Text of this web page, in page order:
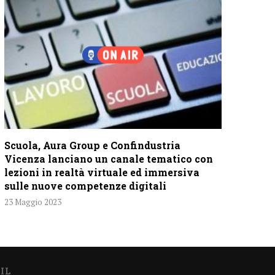
Scuola, Aura Group e Confindustria
Vicenza lanciano un canale tematico con
lezioni in realtà virtuale ed immersiva
sulle nuove competenze digitali
23 Maggio 2023